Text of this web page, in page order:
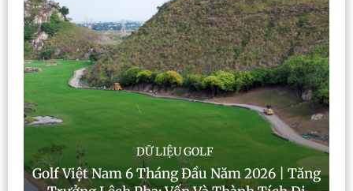
DỮ LIỆU GOLF
Golf Việt Nam 6 Tháng Đầu Năm 2026 | Tăng